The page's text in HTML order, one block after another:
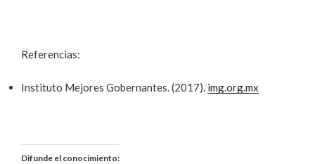
Referencias:
Instituto Mejores Gobernantes. (2017). img.org.mx
Difunde el conocimiento: